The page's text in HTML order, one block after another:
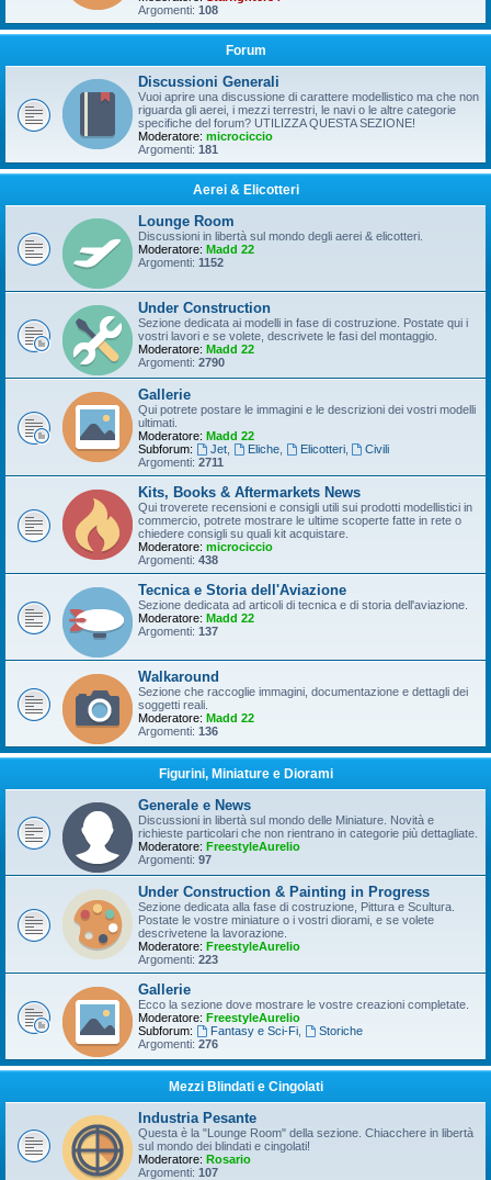
Argomenti: 108
Forum
Discussioni Generali
Vuoi aprire una discussione di carattere modellistico ma che non
riguarda gli aerei, i mezzi terrestri, le navi o le altre categorie
specifiche del forum? UTILIZZA QUESTA SEZIONE!
Moderatore: microciccio
Argomenti: 181
Aerei & Elicotteri
Lounge Room
Discussioni in libertà sul mondo degli aerei & elicotteri.
Moderatore: Madd 22
Argomenti: 1152
Under Construction
Sezione dedicata ai modelli in fase di costruzione. Postate qui i
vostri lavori e se volete, descrivete le fasi del montaggio.
Moderatore: Madd 22
Argomenti: 2790
Gallerie
Qui potrete postare le immagini e le descrizioni dei vostri modelli
ultimati.
Moderatore: Madd 22
Subforum:
Jet, Eliche, Elicotteri,
Civili
Argomenti: 2711
Kits, Books & Aftermarkets News
Qui troverete recensioni e consigli utili sui prodotti modellistici in
commercio, potrete mostrare le ultime scoperte fatte in rete o
chiedere consigli su quali kit acquistare.
Moderatore: microciccio
Argomenti: 438
Tecnica e Storia dell'Aviazione
Sezione dedicata ad articoli di tecnica e di storia dell'aviazione.
Moderatore: Madd 22
Argomenti: 137
Walkaround
Sezione che raccoglie immagini, documentazione e dettagli dei
soggetti reali.
Moderatore: Madd 22
Argomenti: 136
Figurini, Miniature e Diorami
Generale e News
Discussioni in libertà sul mondo delle Miniature. Novità e
richieste particolari che non rientrano in categorie più dettagliate.
Moderatore: FreestyleAurelio
Argomenti: 97
Under Construction & Painting in Progress
Sezione dedicata alla fase di costruzione, Pittura e Scultura.
Postate le vostre miniature o i vostri diorami, e se volete
descrivetene la lavorazione.
Moderatore: FreestyleAurelio
Argomenti: 223
Gallerie
Ecco la sezione dove mostrare le vostre creazioni completate.
Moderatore: FreestyleAurelio
Subforum:
Fantasy e Sci-Fi,
Storiche
Argomenti: 276
Mezzi Blindati e Cingolati
Industria Pesante
Questa è la "Lounge Room" della sezione. Chiacchere in libertà
sul mondo dei blindati e cingolati!
Moderatore: Rosario
Argomenti: 107